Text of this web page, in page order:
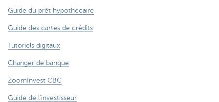
Guide du prêt hypothécaire
Guide des cartes de crédits
Tutoriels digitaux
Changer de banque
ZoomInvest CBC
Guide de l'investisseur